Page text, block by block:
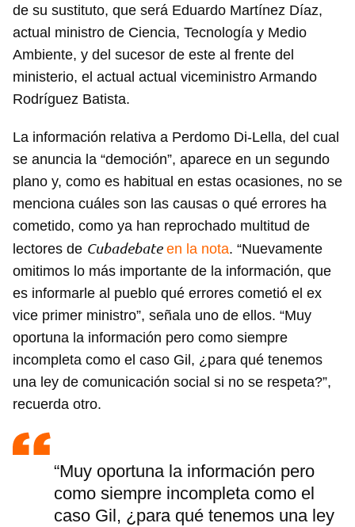
de su sustituto, que será Eduardo Martínez Díaz,
actual ministro de Ciencia, Tecnología y Medio
Ambiente, y del sucesor de este al frente del
ministerio, el actual actual viceministro Armando
Rodríguez Batista.
La información relativa a Perdomo Di-Lella, del cual
se anuncia la “democión”, aparece en un segundo
plano y, como es habitual en estas ocasiones, no se
menciona cuáles son las causas o qué errores ha
cometido, como ya han reprochado multitud de
lectores de Cubadebate en la nota. “Nuevamente
omitimos lo más importante de la información, que
es informarle al pueblo qué errores cometió el ex
vice primer ministro”, señala uno de ellos. “Muy
oportuna la información pero como siempre
incompleta como el caso Gil, ¿para qué tenemos
una ley de comunicación social si no se respeta?”,
recuerda otro.
“Muy oportuna la información pero
como siempre incompleta como el
caso Gil, ¿para qué tenemos una ley